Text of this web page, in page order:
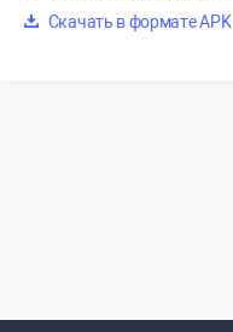
Скачать в формате APK